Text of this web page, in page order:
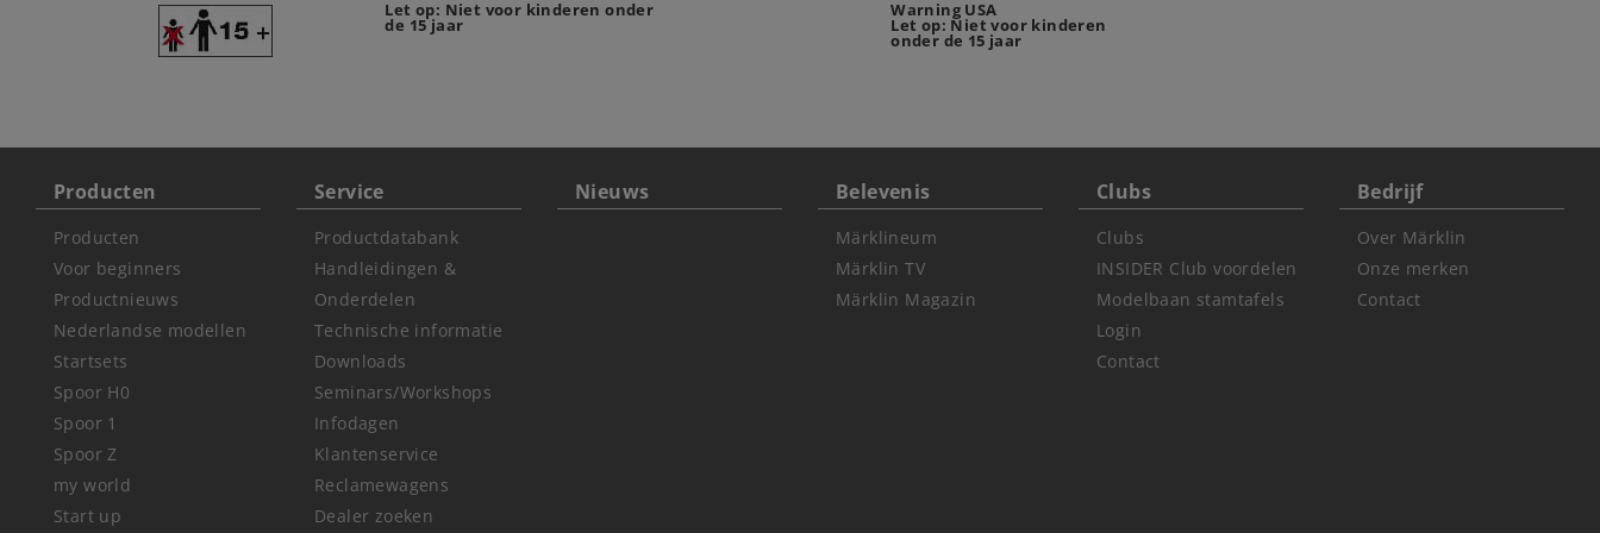
Let op: Niet voor kinderen onder
de 15 jaar
Warning USA
Let op: Niet voor kinderen
onder de 15 jaar
Producten
Producten
Voor beginners
Productnieuws
Nederlandse modellen
Startsets
Spoor H0
Spoor 1
Spoor Z
my world
Start up
Service
Productdatabank
Handleidingen &
Onderdelen
Technische informatie
Downloads
Seminars/Workshops
Infodagen
Klantenservice
Reclamewagens
Dealer zoeken
Nieuws Belevenis
Märklineum
Märklin TV
Märklin Magazin
Clubs
Clubs
INSIDER Club voordelen
Modelbaan stamtafels
Login
Contact
Bedrijf
Over Märklin
Onze merken
Contact